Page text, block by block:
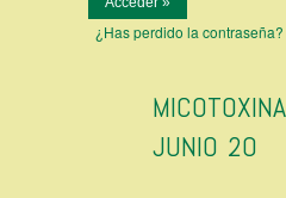
¿Has perdido la contraseña?
JUNIO 20